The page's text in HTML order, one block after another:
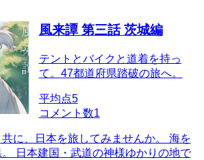
風来譚 第三話 茨城編
テントとバイクと道着を持っ
て。47都道府県踏破の旅へ。
平均点5
コメント数1
に、日本を旅してみませんか。 海を
日本建国・武道の神様ゆかりの地で